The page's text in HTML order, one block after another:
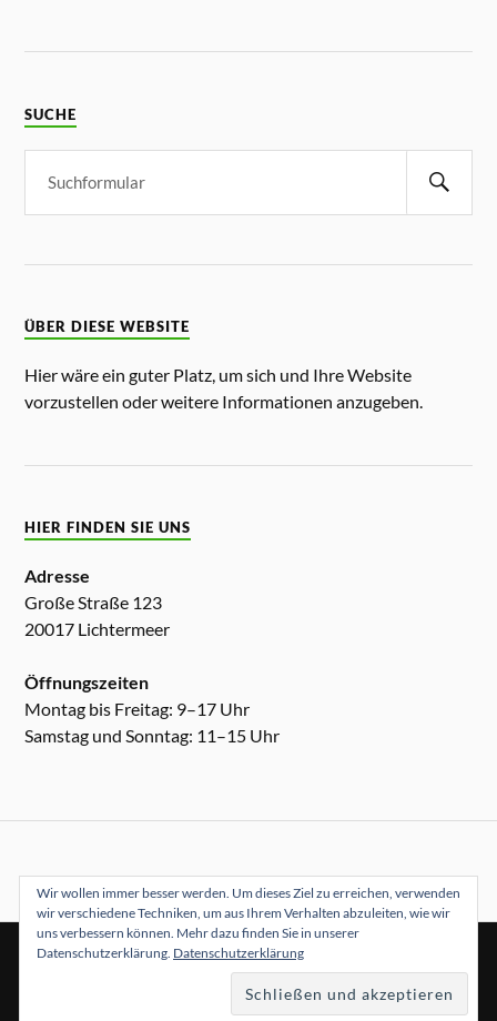
SUCHE
ÜBER DIESE WEBSITE
Hier wäre ein guter Platz, um sich und Ihre Website
vorzustellen oder weitere Informationen anzugeben.
HIER FINDEN SIE UNS
Adresse
Große Straße 123
20017 Lichtermeer
Öffnungszeiten
Montag bis Freitag: 9–17 Uhr
Samstag und Sonntag: 11–15 Uhr
WORDPRESS & THEME ERSTELLT VON
ANDERS NORÉN
Wir wollen immer besser werden. Um dieses Ziel zu erreichen, verwenden
wir verschiedene Techniken, um aus Ihrem Verhalten abzuleiten, wie wir
uns verbessern können. Mehr dazu finden Sie in unserer
Datenschutzerklärung. Datenschutzerklärung